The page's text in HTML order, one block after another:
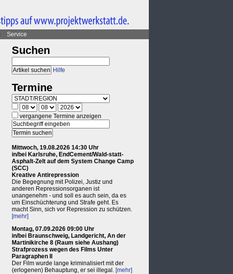
Service
Suchen
Hilfe
Termine
vergangene Termine anzeigen
Mittwoch, 19.08.2026 14:30 Uhr
in/bei Karlsruhe, EndCement/Wald-statt-
Asphalt-Zelt auf dem System Change Camp
(SCC)
Kreative Antirepression
Die Begegnung mit Polizei, Justiz und
anderen Repressionsorganen ist
unangenehm - und soll es auch sein, da es
um Einschüchterung und Strafe geht. Es
macht Sinn, sich vor Repression zu schützen.
[mehr]
Montag, 07.09.2026 09:00 Uhr
in/bei Braunschweig, Landgericht, An der
Martinikirche 8 (Raum siehe Aushang)
Strafprozess wegen des Films Unter
Paragraphen II
Der Film wurde lange kriminalisiert mit der
(erlogenen) Behauptung, er sei illegal. [mehr]